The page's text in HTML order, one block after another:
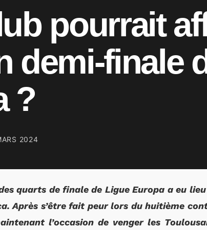
pourrait
demi-finale
?
2024
quarts de finale de Ligue Europa a eu lieu
Après s’être fait peur lors du huitième
l’occasion de venger les